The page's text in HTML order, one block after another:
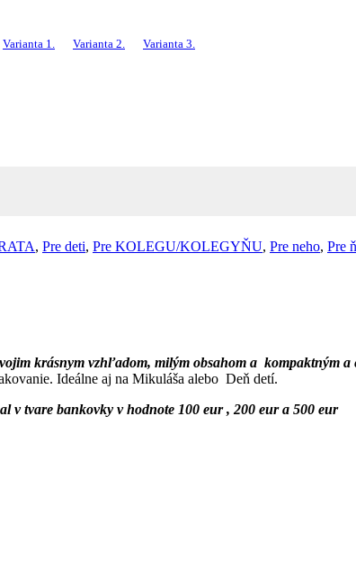
Varianta 1. Varianta 2. Varianta 3.
, Pre deti, Pre KOLEGU/KOLEGYŇU, Pre neho, Pre
krásnym vzhľadom, milým obsahom a kompaktným a
Ideálne aj na Mikuláša alebo Deň detí.
v tvare bankovky v hodnote 100 eur , 200 eur a 500 eur